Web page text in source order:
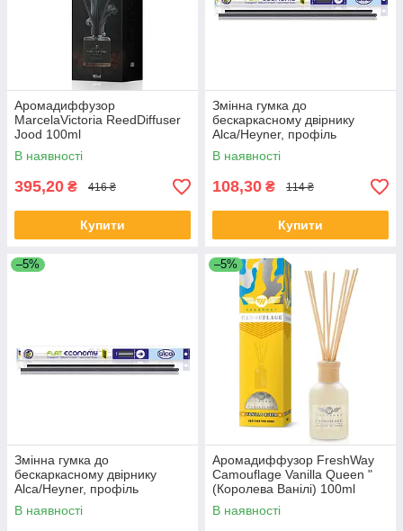
Аромадиффузор
MarcelaVictoria ReedDiffuser
Jood 100ml
В наявності
395,20 ₴ 416 ₴
Купити
Змінна гумка до
бескаркасному двірнику
Alca/Heyner, профіль
"BOSCH" 500мм, (2шт),
120200
В наявності
108,30 ₴ 114 ₴
Купити
–5%
Змінна гумка до
бескаркасному двірнику
Alca/Heyner, профіль
"BOSCH" 600мм, (2шт),
120240
В наявності
–5%
Аромадиффузор FreshWay
Camouflage Vanilla Queen "
(Королева Ванілі) 100ml
В наявності